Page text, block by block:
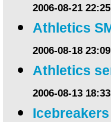
2006-08-21
Athletics
2006-08-18
Athletics
2006-08-13